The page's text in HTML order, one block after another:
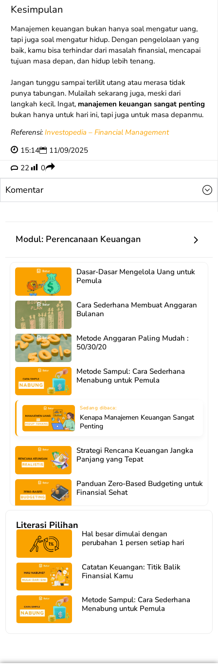
Kesimpulan
Manajemen keuangan bukan hanya soal mengatur uang,
tapi juga soal mengatur hidup. Dengan pengelolaan yang
baik, kamu bisa terhindar dari masalah finansial, mencapai
tujuan masa depan, dan hidup lebih tenang.
Jangan tunggu sampai terlilit utang atau merasa tidak
punya tabungan. Mulailah sekarang juga, meski dari
langkah kecil. Ingat, manajemen keuangan sangat penting
bukan hanya untuk hari ini, tapi juga untuk masa depanmu.
Referensi:Investopedia – Financial Management
15:14
11/09/2025
22
0
Komentar
Modul: Perencanaan Keuangan
Dasar-Dasar Mengelola Uang untuk
Pemula
Cara Sederhana Membuat Anggaran
Bulanan
Metode Anggaran Paling Mudah :
50/30/20
Metode Sampul: Cara Sederhana
Menabung untuk Pemula
Kenapa Manajemen Keuangan Sangat
Penting
Strategi Rencana Keuangan Jangka
Panjang yang Tepat
Panduan Zero-Based Budgeting untuk
Finansial Sehat
Finansial Kamu
Belajar Ngatur Gaji Biar Nggak
Literasi Pilihan
Hal besar dimulai dengan
perubahan 1 persen setiap hari
Catatan Keuangan: Titik Balik
Finansial Kamu
Metode Sampul: Cara Sederhana
Menabung untuk Pemula